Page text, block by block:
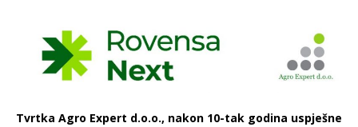
Tvrtka Agro Expert d.o.o., nakon 10-tak godina uspješne